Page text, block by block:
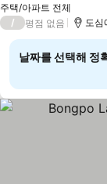
주택/아파트 전체
/ 평점 없음 도심
날짜를 선택해 정